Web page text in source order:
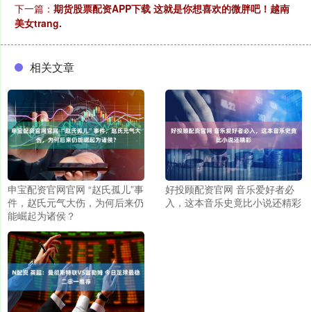
下一篇： 期货股票配资APP下载 这就是你想喜欢的微胖吧！越南
美女trang.
相关文章
申宝配资官网官网 “赵氏孤儿”事
件，赵氏元气大伤，为何后来仍
能崛起为诸侯？
好投顾配资官网 音乐爱好者必
入，这本音乐史竟比小说还精彩